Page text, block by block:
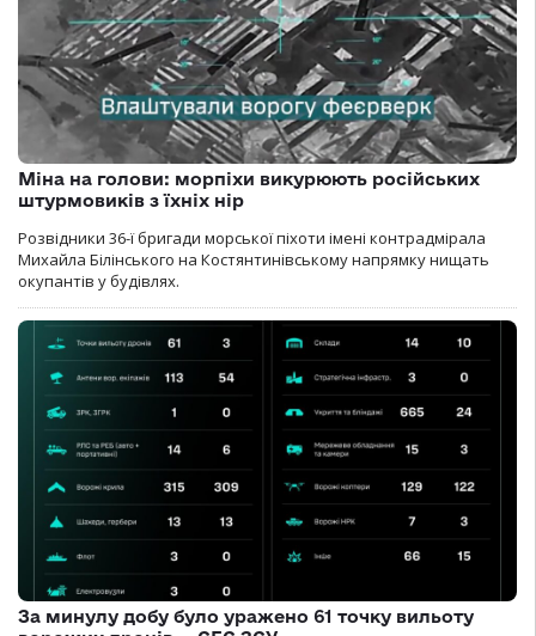
Міна на голови: морпіхи викурюють російських
штурмовиків з їхніх нір
Розвідники 36-ї бригади морської піхоти імені контрадмірала
Михайла Білінського на Костянтинівському напрямку нищать
окупантів у будівлях.
За минулу добу було уражено 61 точку вильоту